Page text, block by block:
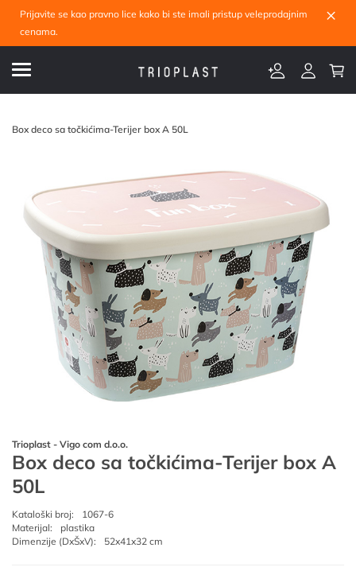
Prijavite se kao pravno lice kako bi ste imali pristup veleprodajnim
cenama.
×
Box deco sa točkićima-Terijer box A 50L
Trioplast - Vigo com d.o.o.
Box deco sa točkićima-Terijer box A
50L
Kataloški broj:
1067-6
Materijal:
plastika
Dimenzije (DxŠxV):
52x41x32 cm